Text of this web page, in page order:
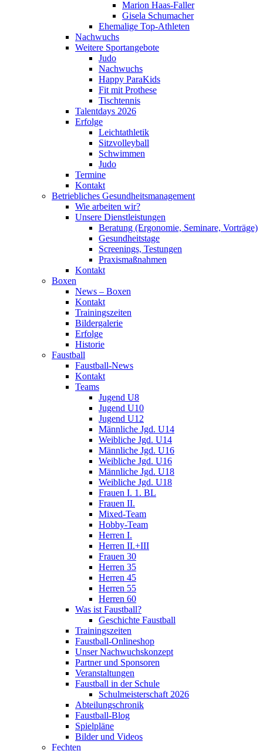
Marion Haas-Faller
Gisela Schumacher
Ehemalige Top-Athleten
Nachwuchs
Weitere Sportangebote
Judo
Nachwuchs
Happy ParaKids
Fit mit Prothese
Tischtennis
Talentdays 2026
Erfolge
Leichtathletik
Sitzvolleyball
Schwimmen
Judo
Termine
Kontakt
Betriebliches Gesundheits­management
Wie arbeiten wir?
Unsere Dienstleistungen
Beratung (Ergonomie, Seminare, Vorträge)
Gesundheitstage
Screenings, Testungen
Praxismaßnahmen
Kontakt
Boxen
News – Boxen
Kontakt
Trainingszeiten
Bildergalerie
Erfolge
Historie
Faustball
Faustball-News
Kontakt
Teams
Jugend U8
Jugend U10
Jugend U12
Männliche Jgd. U14
Weibliche Jgd. U14
Männliche Jgd. U16
Weibliche Jgd. U16
Männliche Jgd. U18
Weibliche Jgd. U18
Frauen I. 1. BL
Frauen II.
Mixed-Team
Hobby-Team
Herren I.
Herren II.+III
Frauen 30
Herren 35
Herren 45
Herren 55
Herren 60
Was ist Faustball?
Geschichte Faustball
Trainingszeiten
Faustball-Onlineshop
Unser Nachwuchskonzept
Partner und Sponsoren
Veranstaltungen
Faustball in der Schule
Schulmeisterschaft 2026
Abteilungschronik
Faustball-Blog
Spielpläne
Bilder und Videos
Fechten